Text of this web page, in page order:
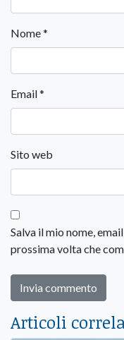
Nome*
Email*
Sito web
Salva il mio nome,
prossima volta che
Articoli